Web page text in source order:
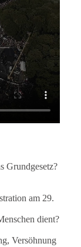
als
schaffen,
nato-
das
Grundgesetz?
am 29.
dient?
Versöhnung